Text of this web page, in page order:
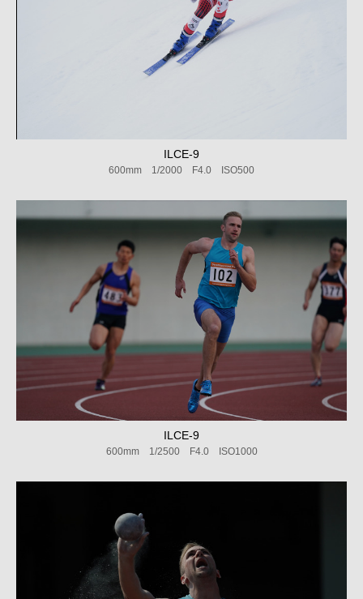
ILCE-9
600mm 1/2000 F4.0 ISO500
ILCE-9
600mm 1/2500 F4.0 ISO1000